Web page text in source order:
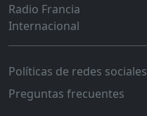
Radio Francia
Internacional
Políticas de redes sociales
Preguntas frecuentes